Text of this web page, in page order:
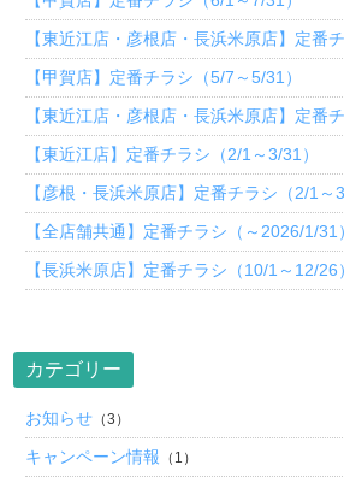
【東近江店・彦根店・長浜米原店】定番
【甲賀店】定番チラシ（5/7～5/31）
【東近江店・彦根店・長浜米原店】定番
【東近江店】定番チラシ（2/1～3/31）
【彦根・長浜米原店】定番チラシ（2/1～
【全店舗共通】定番チラシ（～2026/1/31
【長浜米原店】定番チラシ（10/1～12/26
カテゴリー
お知らせ （3）
キャンペーン情報 （1）